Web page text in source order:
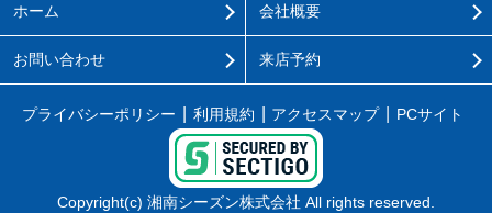
ホーム 会社概要
お問い合わせ 来店予約
プライバシーポリシー 利用規約 アクセスマップ PCサイト
Copyright(c) 湘南シーズン株式会社 All rights reserved.